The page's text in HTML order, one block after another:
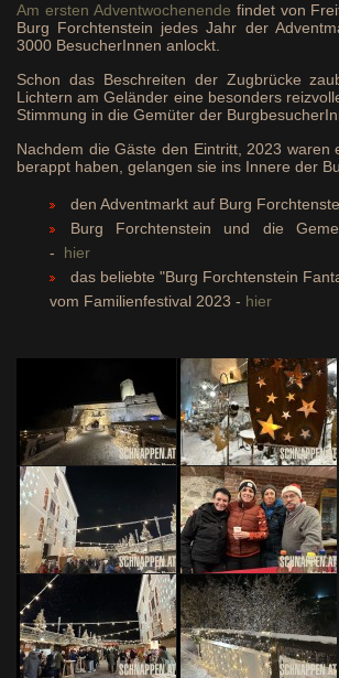
Am ersten Adventwochenende findet von
Burg Forchtenstein jedes Jahr der
3000 BesucherInnen anlockt.
Schon das Beschreiten der Zugbrücke
Lichtern am Geländer eine besonders
Stimmung in die Gemüter der
Nachdem die Gäste den Eintritt, 2023 waren
berappt haben, gelangen sie ins Innere der
den Adventmarkt auf Burg
Burg Forchtenstein und die
- hier
das beliebte "Burg Forchtenstein
vom Familienfestival 2023 - hier